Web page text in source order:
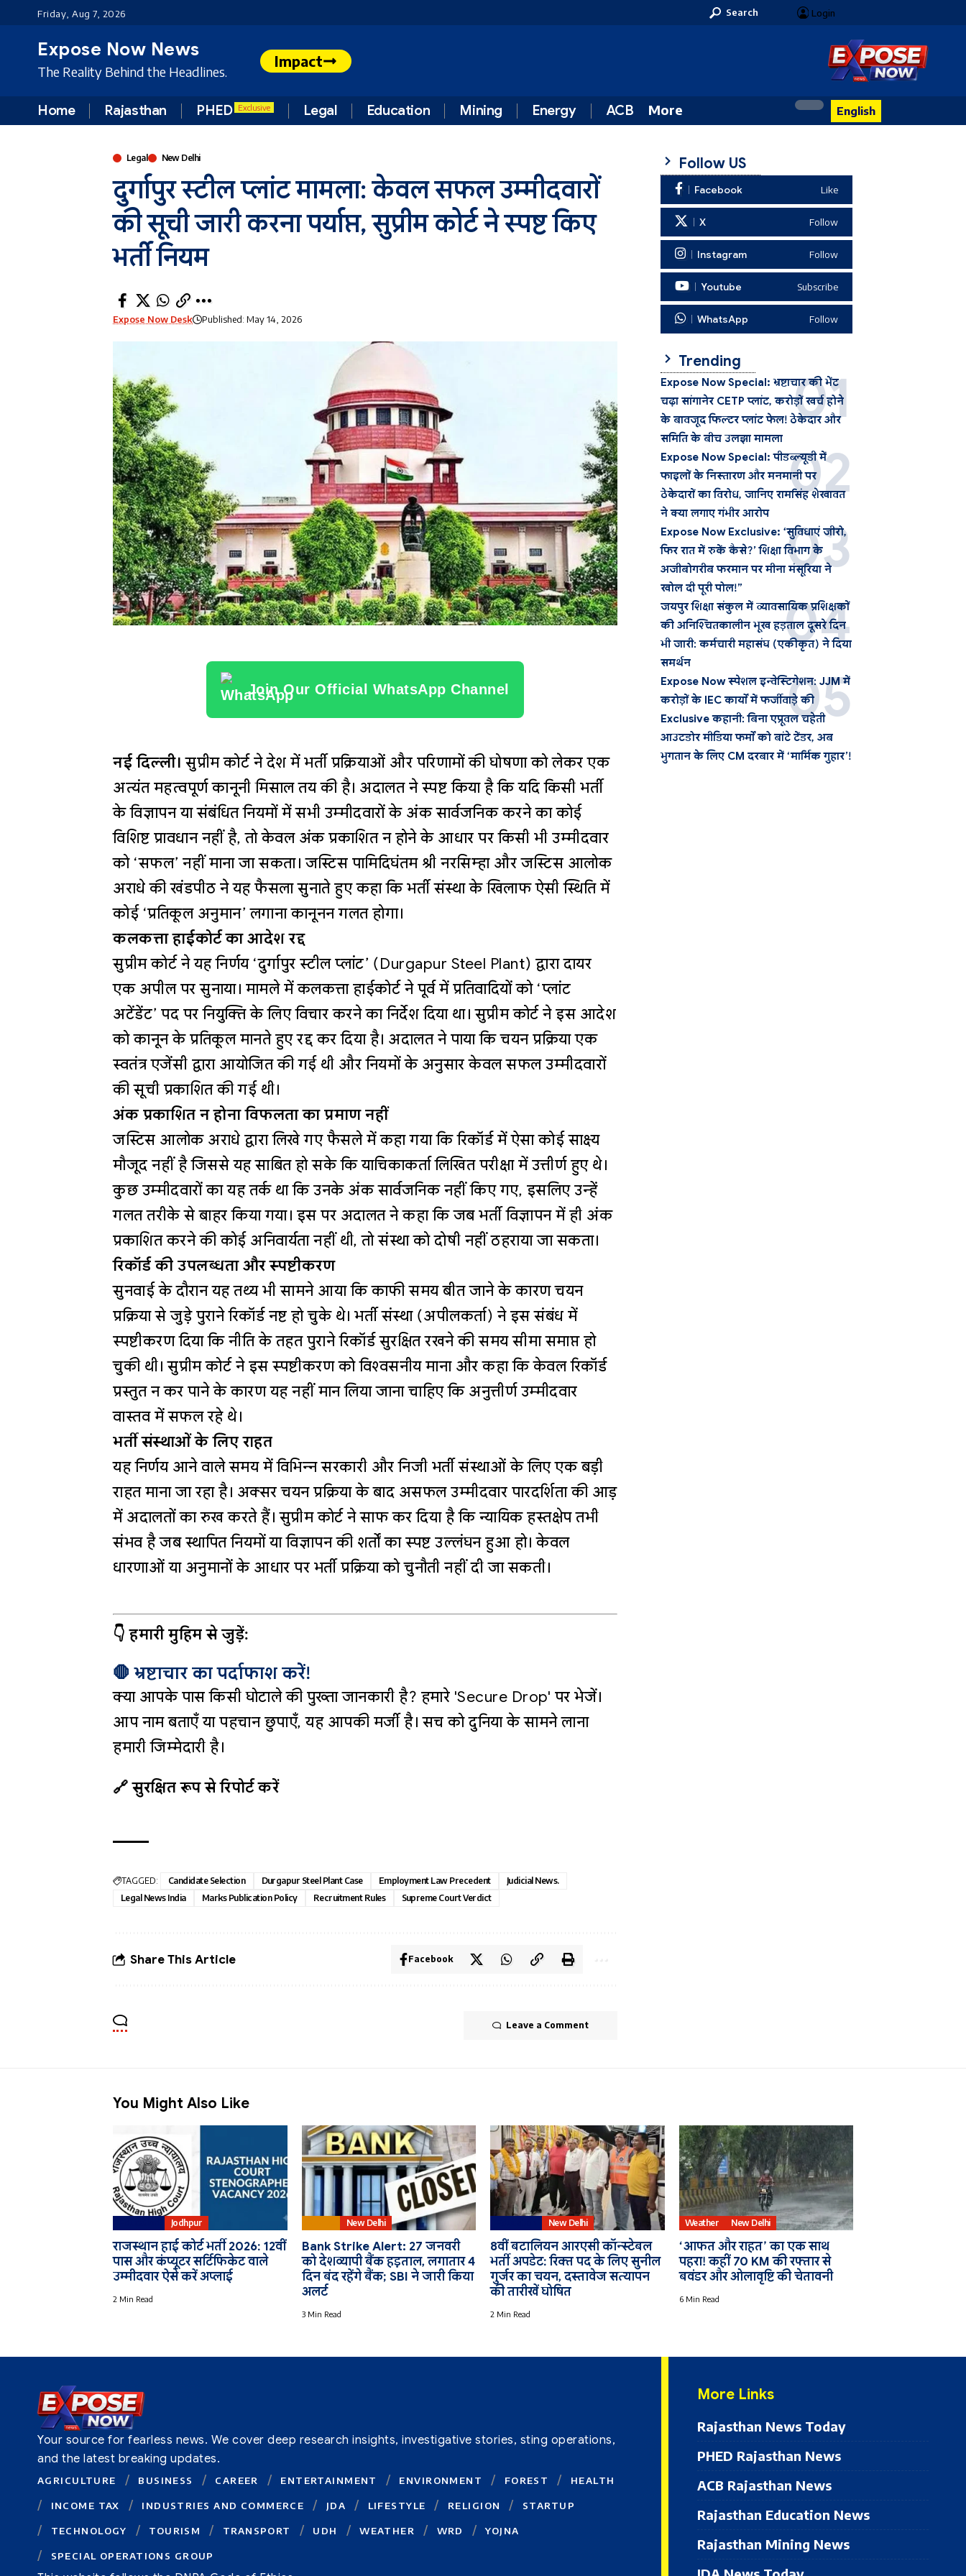
Friday, Aug 7, 2026 Search Login
Expose Now News
The Reality Behind the Headlines.
Impact
Home Rajasthan PHED Exclusive Legal Education Mining Energy ACB More English
Legal New Delhi
दुर्गापुर स्टील प्लांट मामला: केवल सफल उम्मीदवारों
की सूची जारी करना पर्याप्त, सुप्रीम कोर्ट ने स्पष्ट किए
भर्ती नियम
Expose Now Desk Published: May 14, 2026
Join Our Official WhatsApp Channel
नई दिल्ली। सुप्रीम कोर्ट ने देश में भर्ती प्रक्रियाओं और परिणामों की घोषणा को लेकर एक
अत्यंत महत्वपूर्ण कानूनी मिसाल तय की है। अदालत ने स्पष्ट किया है कि यदि किसी भर्ती
के विज्ञापन या संबंधित नियमों में सभी उम्मीदवारों के अंक सार्वजनिक करने का कोई
विशिष्ट प्रावधान नहीं है, तो केवल अंक प्रकाशित न होने के आधार पर किसी भी उम्मीदवार
को ‘सफल’ नहीं माना जा सकता। जस्टिस पामिदिघंतम श्री नरसिम्हा और जस्टिस आलोक
अराधे की खंडपीठ ने यह फैसला सुनाते हुए कहा कि भर्ती संस्था के खिलाफ ऐसी स्थिति में
कोई ‘प्रतिकूल अनुमान’ लगाना कानूनन गलत होगा।
कलकत्ता हाईकोर्ट का आदेश रद्द
सुप्रीम कोर्ट ने यह निर्णय ‘दुर्गापुर स्टील प्लांट’ (Durgapur Steel Plant) द्वारा दायर
एक अपील पर सुनाया। मामले में कलकत्ता हाईकोर्ट ने पूर्व में प्रतिवादियों को ‘प्लांट
अटेंडेंट’ पद पर नियुक्ति के लिए विचार करने का निर्देश दिया था। सुप्रीम कोर्ट ने इस आदेश
को कानून के प्रतिकूल मानते हुए रद्द कर दिया है। अदालत ने पाया कि चयन प्रक्रिया एक
स्वतंत्र एजेंसी द्वारा आयोजित की गई थी और नियमों के अनुसार केवल सफल उम्मीदवारों
की सूची प्रकाशित की गई थी।
अंक प्रकाशित न होना विफलता का प्रमाण नहीं
जस्टिस आलोक अराधे द्वारा लिखे गए फैसले में कहा गया कि रिकॉर्ड में ऐसा कोई साक्ष्य
मौजूद नहीं है जिससे यह साबित हो सके कि याचिकाकर्ता लिखित परीक्षा में उत्तीर्ण हुए थे।
कुछ उम्मीदवारों का यह तर्क था कि उनके अंक सार्वजनिक नहीं किए गए, इसलिए उन्हें
गलत तरीके से बाहर किया गया। इस पर अदालत ने कहा कि जब भर्ती विज्ञापन में ही अंक
प्रकाशित करने की कोई अनिवार्यता नहीं थी, तो संस्था को दोषी नहीं ठहराया जा सकता।
रिकॉर्ड की उपलब्धता और स्पष्टीकरण
सुनवाई के दौरान यह तथ्य भी सामने आया कि काफी समय बीत जाने के कारण चयन
प्रक्रिया से जुड़े पुराने रिकॉर्ड नष्ट हो चुके थे। भर्ती संस्था (अपीलकर्ता) ने इस संबंध में
स्पष्टीकरण दिया कि नीति के तहत पुराने रिकॉर्ड सुरक्षित रखने की समय सीमा समाप्त हो
चुकी थी। सुप्रीम कोर्ट ने इस स्पष्टीकरण को विश्वसनीय माना और कहा कि केवल रिकॉर्ड
प्रस्तुत न कर पाने के कारण यह नहीं मान लिया जाना चाहिए कि अनुत्तीर्ण उम्मीदवार
वास्तव में सफल रहे थे।
भर्ती संस्थाओं के लिए राहत
यह निर्णय आने वाले समय में विभिन्न सरकारी और निजी भर्ती संस्थाओं के लिए एक बड़ी
राहत माना जा रहा है। अक्सर चयन प्रक्रिया के बाद असफल उम्मीदवार पारदर्शिता की आड़
में अदालतों का रुख करते हैं। सुप्रीम कोर्ट ने साफ कर दिया है कि न्यायिक हस्तक्षेप तभी
संभव है जब स्थापित नियमों या विज्ञापन की शर्तों का स्पष्ट उल्लंघन हुआ हो। केवल
धारणाओं या अनुमानों के आधार पर भर्ती प्रक्रिया को चुनौती नहीं दी जा सकती।
👇 हमारी मुहिम से जुड़ें:
🛑 भ्रष्टाचार का पर्दाफाश करें!
क्या आपके पास किसी घोटाले की पुख्ता जानकारी है? हमारे 'Secure Drop' पर भेजें।
आप नाम बताएँ या पहचान छुपाएँ, यह आपकी मर्जी है। सच को दुनिया के सामने लाना
हमारी जिम्मेदारी है।
🔗 सुरक्षित रूप से रिपोर्ट करें
TAGGED: Candidate Selection Durgapur Steel Plant Case Employment Law Precedent
Judicial News.
Legal News India
Marks Publication Policy Recruitment Rules Supreme Court Verdict
Share This Article Facebook
Leave a Comment
Follow US
Facebook Like
X Follow
Instagram Follow
Youtube Subscribe
WhatsApp Follow
Trending
Expose Now Special: भ्रष्टाचार की भेंट
चढ़ा सांगानेर CETP प्लांट, करोड़ों खर्च होने
के बावजूद फिल्टर प्लांट फेल! ठेकेदार और
समिति के बीच उलझा मामला
Expose Now Special: पीडब्ल्यूडी में
फाइलों के निस्तारण और मनमानी पर
ठेकेदारों का विरोध, जानिए रामसिंह शेखावत
ने क्या लगाए गंभीर आरोप
Expose Now Exclusive: ‘सुविधाएं जीरो,
फिर रात में रुकें कैसे?’ शिक्षा विभाग के
अजीबोगरीब फरमान पर मीना मंसूरिया ने
खोल दी पूरी पोल!”
जयपुर शिक्षा संकुल में व्यावसायिक प्रशिक्षकों
की अनिश्चितकालीन भूख हड़ताल दूसरे दिन
भी जारी: कर्मचारी महासंघ (एकीकृत) ने दिया
समर्थन
Expose Now स्पेशल इन्वेस्टिगेशन: JJM में
करोड़ों के IEC कार्यों में फर्जीवाड़े की
Exclusive कहानी: बिना एप्रूवल चहेती
आउटडोर मीडिया फर्मों को बांटे टेंडर, अब
भुगतान के लिए CM दरबार में ‘मार्मिक गुहार’!
You Might Also Like
Jodhpur
राजस्थान हाई कोर्ट भर्ती 2026: 12वीं
पास और कंप्यूटर सर्टिफिकेट वाले
उम्मीदवार ऐसे करें अप्लाई
2 Min Read
New Delhi
Bank Strike Alert: 27 जनवरी
को देशव्यापी बैंक हड़ताल, लगातार 4
दिन बंद रहेंगे बैंक; SBI ने जारी किया
अलर्ट
3 Min Read
New Delhi
8वीं बटालियन आरएसी कॉन्स्टेबल
भर्ती अपडेट: रिक्त पद के लिए सुनील
गुर्जर का चयन, दस्तावेज सत्यापन
की तारीखें घोषित
2 Min Read
Weather New Delhi
‘आफत और राहत’ का एक साथ
पहरा! कहीं 70 KM की रफ्तार से
बवंडर और ओलावृष्टि की चेतावनी
6 Min Read
Your source for fearless news. We cover deep research insights, investigative stories, sting operations,
and the latest breaking updates.
AGRICULTURE BUSINESS CAREER ENTERTAINMENT ENVIRONMENT FOREST HEALTH
INCOME TAX INDUSTRIES AND COMMERCE JDA LIFESTYLE RELIGION STARTUP
TECHNOLOGY TOURISM TRANSPORT UDH WEATHER WRD YOJNA
SPECIAL OPERATIONS GROUP
More Links
Rajasthan News Today
PHED Rajasthan News
ACB Rajasthan News
Rajasthan Education News
Rajasthan Mining News